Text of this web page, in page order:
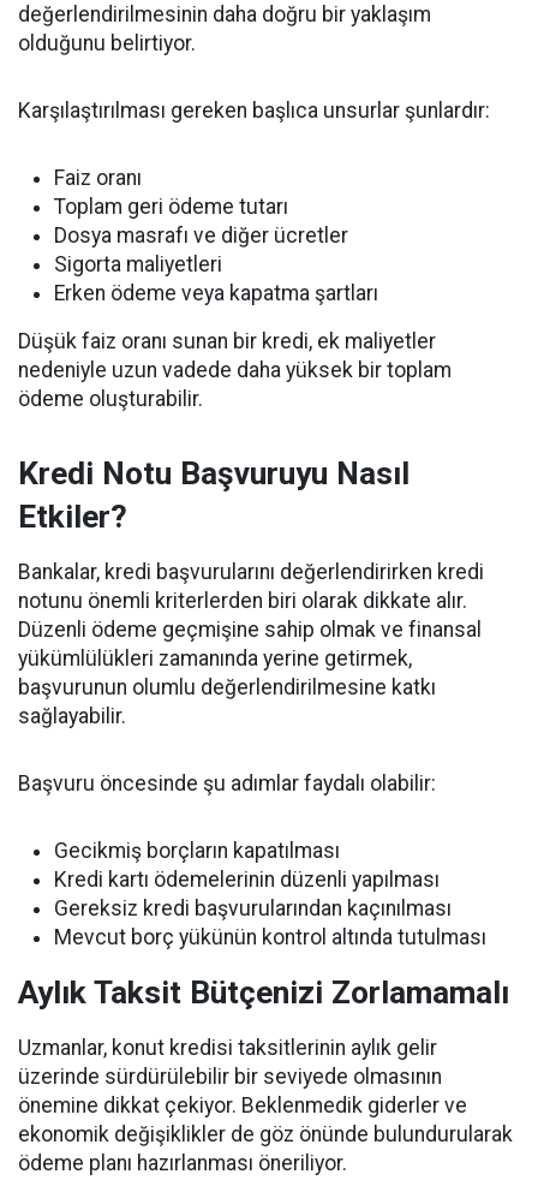
değerlendirilmesinin daha doğru bir yaklaşım
olduğunu belirtiyor.
Karşılaştırılması gereken başlıca unsurlar şunlardır:
Faiz oranı
Toplam geri ödeme tutarı
Dosya masrafı ve diğer ücretler
Sigorta maliyetleri
Erken ödeme veya kapatma şartları
Düşük faiz oranı sunan bir kredi, ek maliyetler
nedeniyle uzun vadede daha yüksek bir toplam
ödeme oluşturabilir.
Kredi Notu Başvuruyu Nasıl
Etkiler?
Bankalar, kredi başvurularını değerlendirirken kredi
notunu önemli kriterlerden biri olarak dikkate alır.
Düzenli ödeme geçmişine sahip olmak ve finansal
yükümlülükleri zamanında yerine getirmek,
başvurunun olumlu değerlendirilmesine katkı
sağlayabilir.
Başvuru öncesinde şu adımlar faydalı olabilir:
Gecikmiş borçların kapatılması
Kredi kartı ödemelerinin düzenli yapılması
Gereksiz kredi başvurularından kaçınılması
Mevcut borç yükünün kontrol altında tutulması
Aylık Taksit Bütçenizi Zorlamamalı
Uzmanlar, konut kredisi taksitlerinin aylık gelir
üzerinde sürdürülebilir bir seviyede olmasının
önemine dikkat çekiyor. Beklenmedik giderler ve
ekonomik değişiklikler de göz önünde bulundurularak
ödeme planı hazırlanması öneriliyor.